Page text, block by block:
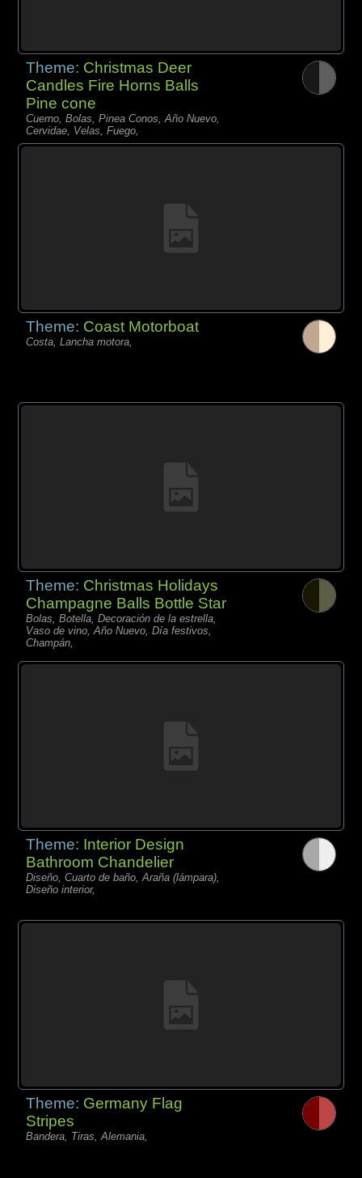
Theme: Christmas Deer
Candles Fire Horns Balls
Pine cone
Cuerno, Bolas, Pinea Conos, Año Nuevo,
Cervidae, Velas, Fuego,
Theme: Coast Motorboat
Costa, Lancha motora,
Theme: Christmas Holidays
Champagne Balls Bottle Star
Bolas, Botella, Decoración de la estrella,
Vaso de vino, Año Nuevo, Día festivos,
Champán,
Theme: Interior Design
Bathroom Chandelier
Diseño, Cuarto de baño, Araña (lámpara),
Diseño interior,
Theme: Germany Flag
Stripes
Bandera, Tiras, Alemania,